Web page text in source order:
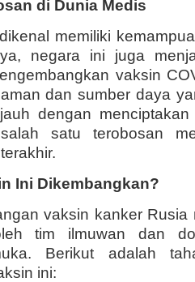
di Dunia Medis
memiliki
negara ini juga
vaksin
dan sumber daya
dengan
satu terobosan
Ini Dikembangkan?
vaksin kanker Rusia
tim ilmuwan dan
Berikut adalah
ini: